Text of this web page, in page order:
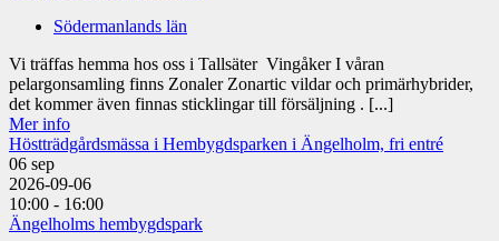
Södermanlands län
Vi träffas hemma hos oss i Tallsäter Vingåker I våran
pelargonsamling finns Zonaler Zonartic vildar och primärhybrider,
det kommer även finnas sticklingar till försäljning . [...]
Mer info
Höstträdgårdsmässa i Hembygdsparken i Ängelholm, fri entré
06 sep
2026-09-06
10:00 - 16:00
Ängelholms hembygdspark